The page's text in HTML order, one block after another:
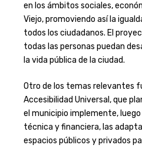
en los ámbitos sociales,
Viejo, promoviendo así la
todos los ciudadanos. El
todas las personas puedan
la vida pública de la ciudad.
Otro de los temas relevantes
Accesibilidad Universal, que
el municipio implemente,
técnica y financiera, las
espacios públicos y privados